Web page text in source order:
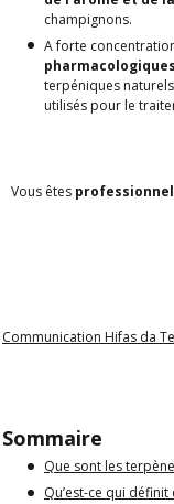
champignons.
A forte
pharmacologiques
terpéniques
utilisés pour le
Vous êtes
Communication Hifas da
Sommaire
Que sont les
Qu’est-ce qui